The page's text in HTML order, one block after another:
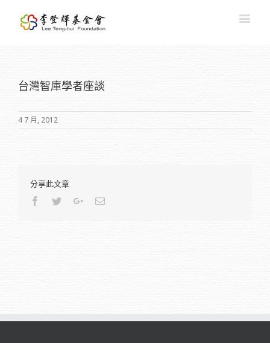
台灣智庫學者座談
4 7 月, 2012
分享此文章
Facebook
TwitterGoogle+Email